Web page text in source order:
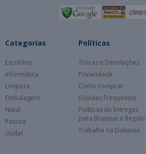
Categorias
Escritório
Informática
Limpeza
Embalagens
Natal
Páscoa
Outlet
Políticas
Trocas e Devoluções
Privacidade
Como comprar
Dúvidas Frequentes
Políticas de Entregas
para Brusque e Região
Trabalhe na Dokassa